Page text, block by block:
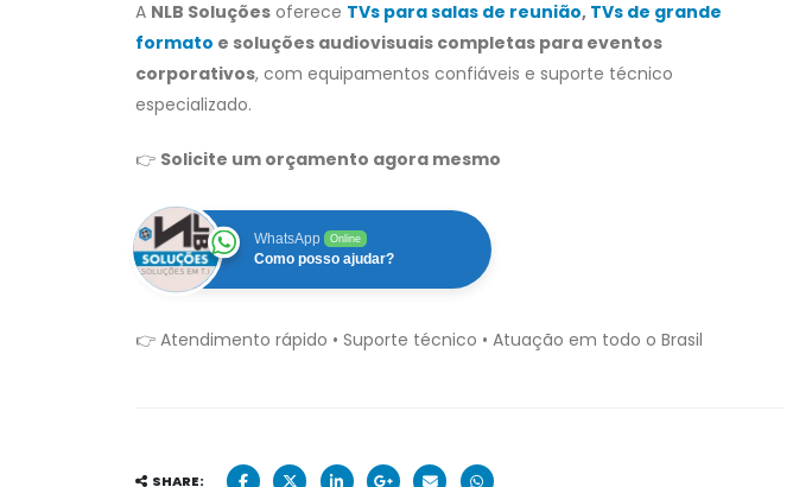
A NLB Soluções oferece TVs para salas de reunião, TVs de grande
formato e soluções audiovisuais completas para eventos
corporativos, com equipamentos confiáveis e suporte técnico
especializado.
👉 Solicite um orçamento agora mesmo
WhatsApp Online
Como posso ajudar?
👉 Atendimento rápido • Suporte técnico • Atuação em todo o Brasil
SHARE: